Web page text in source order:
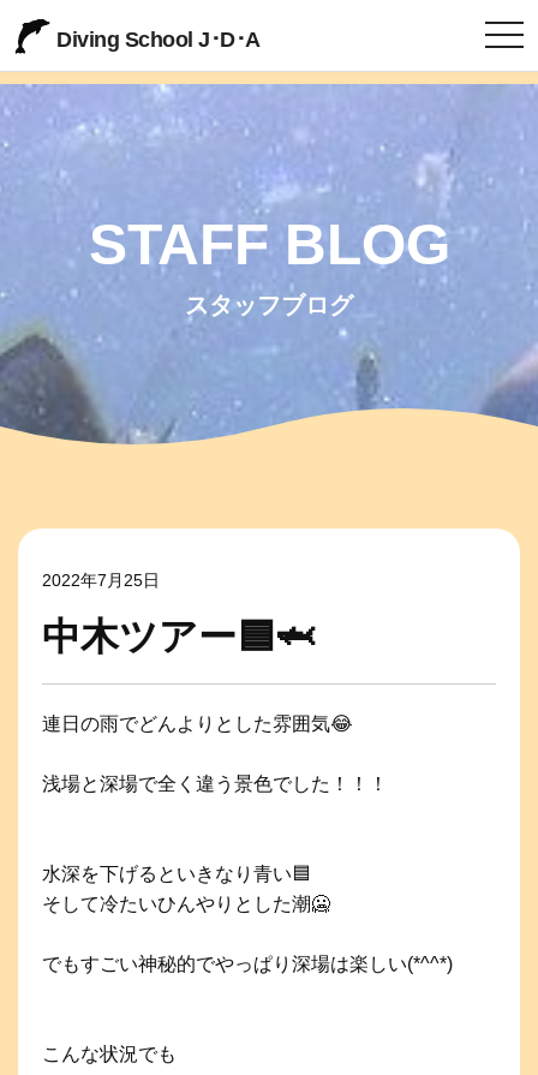
Diving School J･D･A
STAFF BLOG
スタッフブログ
2022年7月25日
中木ツアー🟦🦈
連日の雨でどんよりとした雰囲気😂
浅場と深場で全く違う景色でした！！！
水深を下げるといきなり青い🟦
そして冷たいひんやりとした潮🥶
でもすごい神秘的でやっぱり深場は楽しい(*^^*)
こんな状況でも